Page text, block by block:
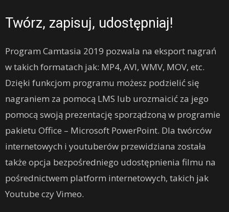
Twórz, zapisuj, udostępniaj!
Program Camtasia 2019 pozwala na eksport nagrań
w takich formatach jak: MP4, AVI, WMV, MOV, etc.
Dzięki funkcjom programu możesz podzielić się
nagraniem za pomocą LMS lub urozmaicić za jego
pomocą swoją prezentację sporządzoną w programie
pakietu Office – Microsoft PowerPoint. Dla twórców
internetowych i youtuberów przewidziana została
także opcja bezpośredniego udostępnienia filmu na
pośrednictwem platform internetowych, takich jak
Youtube czy Vimeo.